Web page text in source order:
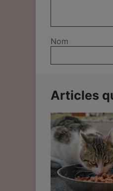
Nom
Articles